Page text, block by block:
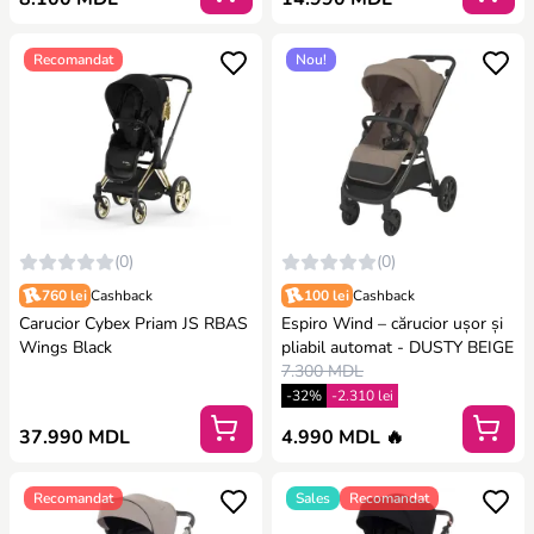
Recomandat
(0)
760 lei Cashback
Carucior Cybex Priam JS RBAS
Wings Black
37.990 MDL
Nou!
(0)
100 lei Cashback
Espiro Wind – cărucior ușor și
pliabil automat - DUSTY BEIGE
7.300 MDL
-32% -2.310 lei
4.990 MDL 🔥
Recomandat Sales Recomandat